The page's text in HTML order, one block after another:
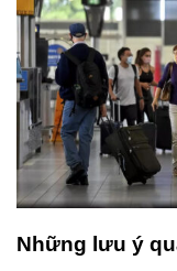
Những lưu ý